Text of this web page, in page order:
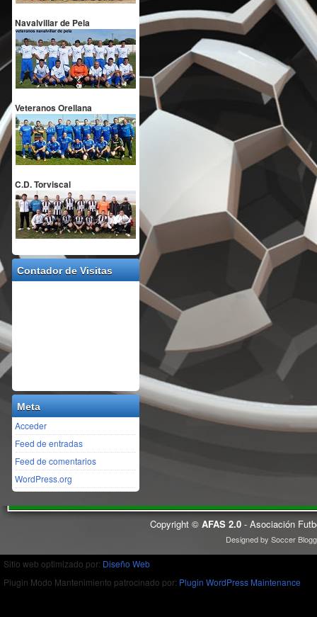
Navalvillar de Pela
Veteranos Orellana
C.D. Torviscal
Contador de Visitas
Meta
Acceder
Feed de entradas
Feed de comentarios
WordPress.org
Copyright © AFAS 2.0 - Asociación
Designed bySoccer
Sitio web optimizado por: Diseño Web
Plugin Modo Mantenimiento patrocinado por: Plugin WordPress Maintenance